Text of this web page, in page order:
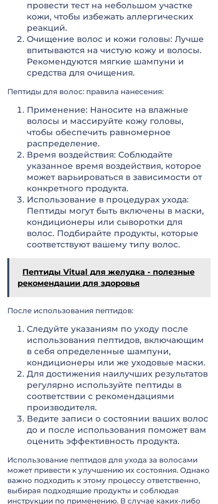
провести тест на небольшом участке
кожи, чтобы избежать аллергических
реакций.
Очищение волос и кожи головы: Лучше
впитываются на чистую кожу и волосы.
Рекомендуются мягкие шампуни и
средства для очищения.
Пептиды для волос: правила нанесения:
Применение: Наносите на влажные
волосы и массируйте кожу головы,
чтобы обеспечить равномерное
распределение.
Время воздействия: Соблюдайте
указанное время воздействия, которое
может варьироваться в зависимости от
конкретного продукта.
Использование в процедурах ухода:
Пептиды могут быть включены в маски,
кондиционеры или сыворотки для
волос. Подбирайте продукты, которые
соответствуют вашему типу волос.
Пептиды Vitual для желудка - полезные
рекомендации для здоровья
После использования пептидов:
Следуйте указаниям по уходу после
использования пептидов, включающим
в себя определенные шампуни,
кондиционеры или же уходовые маски.
Для достижения наилучших результатов
регулярно используйте пептиды в
соответствии с рекомендациями
производителя.
Ведите записи о состоянии ваших волос
до и после использования поможет вам
оценить эффективность продукта.
Использование пептидов для ухода за волосами
может привести к улучшению их состояния. Однако
важно подходить к этому процессу ответственно,
выбирая подходящие продукты и соблюдая
инструкции по применению. В случае каких-либо